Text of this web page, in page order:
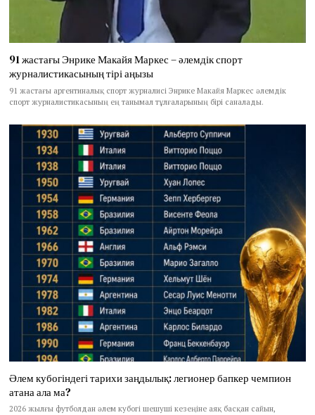
91 жастағы Энрике Макайя Маркес – әлемдік спорт
журналистикасының тірі аңызы
91 жастағы аргентиналық спорт журналисі Энрике Макайя Маркес әлемдік
спорт журналистикасының ең танымал тұлғаларының бірі саналады.
Әлем кубогіндегі тарихи заңдылық: легионер бапкер чемпион
атана ала ма?
2026 жылғы футболдан әлем кубогі шешуші кезеңіне аяқ басқан сайын,